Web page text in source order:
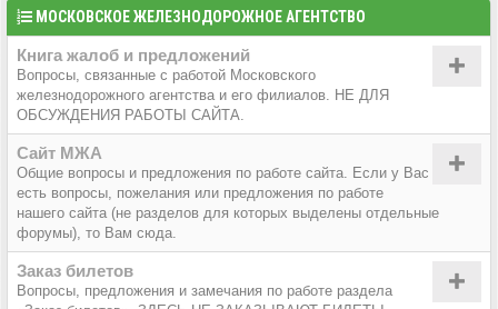
МОСКОВСКОЕ ЖЕЛЕЗНОДОРОЖНОЕ АГЕНТСТВО
Книга жалоб и предложений
Вопросы, связанные с работой Московского
железнодорожного агентства и его филиалов. НЕ ДЛЯ
ОБСУЖДЕНИЯ РАБОТЫ САЙТА.
Сайт МЖА
Общие вопросы и предложения по работе сайта. Если у Вас
есть вопросы, пожелания или предложения по работе
нашего сайта (не разделов для которых выделены отдельные
форумы), то Вам сюда.
Заказ билетов
Вопросы, предложения и замечания по работе раздела